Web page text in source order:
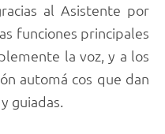
al Asistente por
funciones principales
la voz, y a los
automá cos que dan
guiadas.